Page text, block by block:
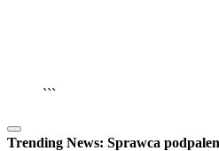
```
Trending News: Sprawca